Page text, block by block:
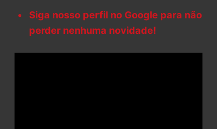
Siga nosso perfil no Google para não
perder nenhuma novidade!